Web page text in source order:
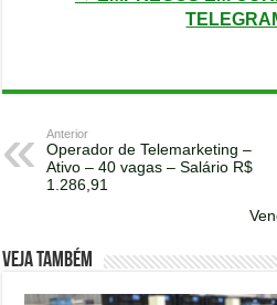
Anterior
Operador de Telemarketing –
Ativo – 40 vagas – Salário R$
1.286,91
Veja também